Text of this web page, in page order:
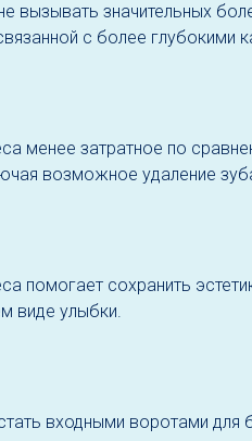
вызывать значительных
с более глубокими
менее затратное по
возможное удаление
помогает сохранить
виде улыбки.
входными воротами для